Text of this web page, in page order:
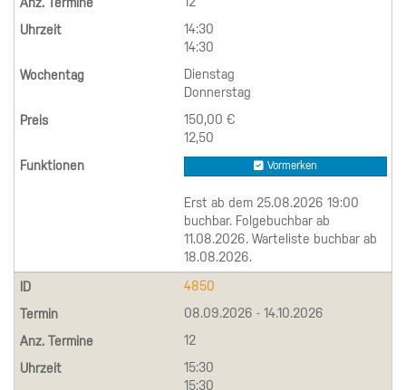
12
14:30
14:30
Dienstag
Donnerstag
150,00 €
12,50
Vormerken
Erst ab dem 25.08.2026 19:00
buchbar. Folgebuchbar ab
11.08.2026. Warteliste buchbar ab
18.08.2026.
4850
08.09.2026 - 14.10.2026
12
15:30
15:30